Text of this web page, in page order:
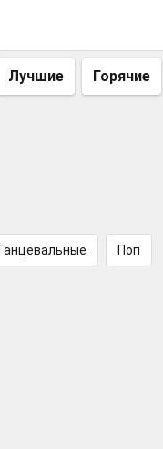
Лучшие Горячие
Поп